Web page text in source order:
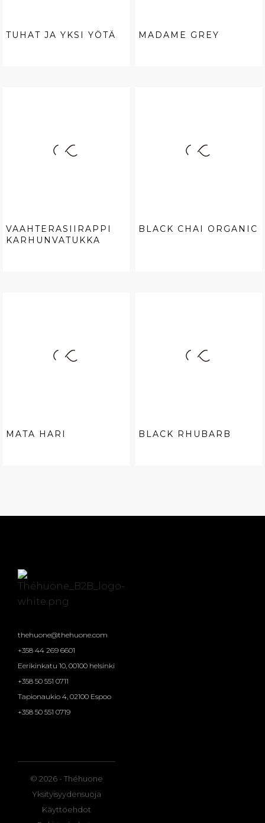
TUHAT JA YKSI YÖTÄ MADAME GREY
VAAHTERASIIRAPPI
KARHUNVATUKKA
BLACK CHAI ORGANIC
MATA HARI BLACK RHUBARB
thehuone@thehuone.com
+358 44 269 6601
Eerikinkatu 10, 00100 helsinki
+358 50 551 0711
Tapionaukio 4, 02100 Espoo
+358 50 551 0719
© 2026 - Théhuone
Yksityisyydensuoja
Käyttöehdot